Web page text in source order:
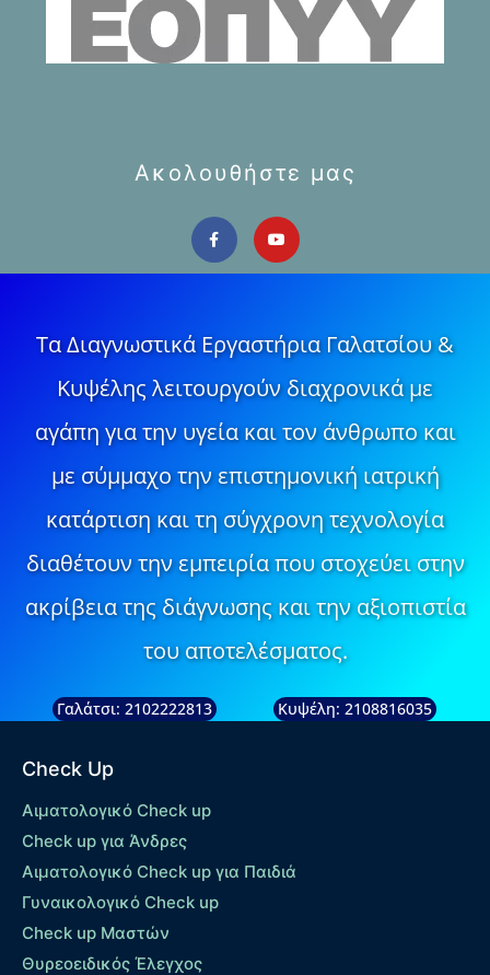
Ακολουθήστε μας
Τα Διαγνωστικά Εργαστήρια Γαλατσίου &
Κυψέλης λειτουργούν διαχρονικά με
αγάπη για την υγεία και τον άνθρωπο και
με σύμμαχο την επιστημονική ιατρική
κατάρτιση και τη σύγχρονη τεχνολογία
διαθέτουν την εμπειρία που στοχεύει στην
ακρίβεια της διάγνωσης και την αξιοπιστία
του αποτελέσματος.
Γαλάτσι: 2102222813 Κυψέλη: 2108816035
Check Up
Αιματολογικό Check up
Check up για Άνδρες
Αιματολογικό Check up για Παιδιά
Γυναικολογικό Check up
Check up Μαστών
Θυρεοειδικός Έλεγχος